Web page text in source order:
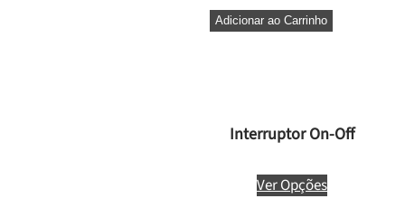
Adicionar ao Carrinho
Interruptor On-Off
Ver Opções